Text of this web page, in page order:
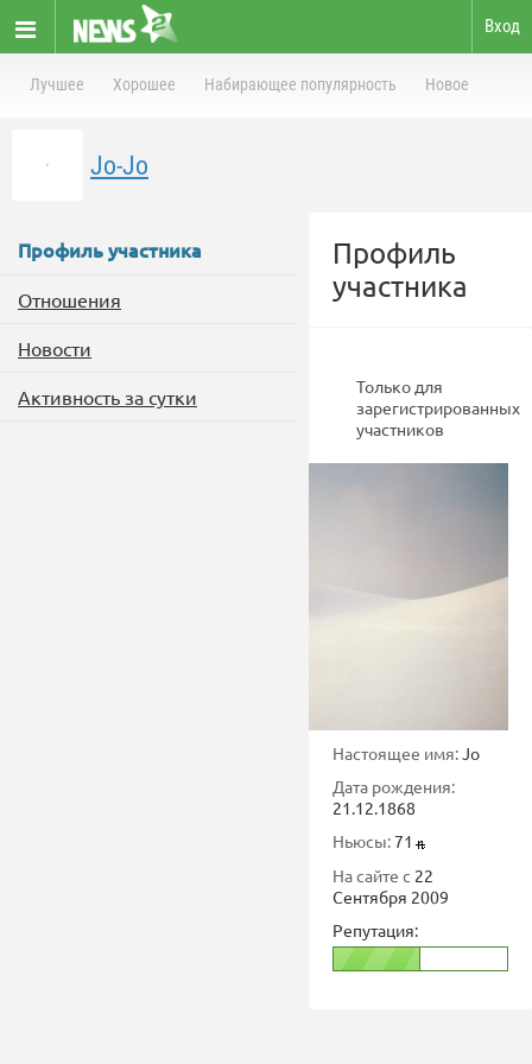
Вход
Лучшее Хорошее Набирающее популярность Новое
Jo-Jo
Профиль участника
Отношения
Новости
Активность за сутки
Профиль
участника
Только для
зарегистрированных
участников
Настоящее имя:Jo
Дата рождения:
21.12.1868
Ньюсы:71
На сайте с 22
Сентября 2009
Репутация: